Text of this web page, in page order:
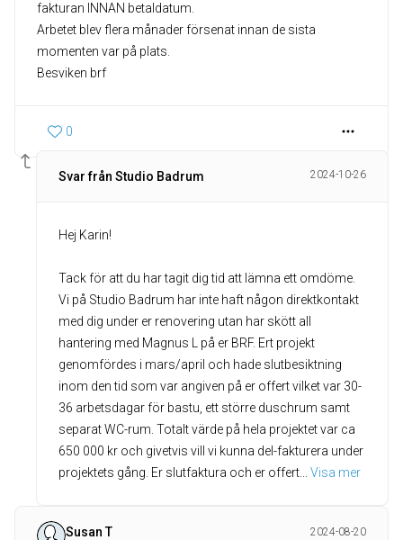
fakturan INNAN betaldatum.
Arbetet blev flera månader försenat innan de sista
momenten var på plats.
Besviken brf
0
Svar från Studio Badrum 2024-10-26
Hej Karin!
Tack för att du har tagit dig tid att lämna ett omdöme.
Vi på Studio Badrum har inte haft någon direktkontakt
med dig under er renovering utan har skött all
hantering med Magnus L på er BRF. Ert projekt
genomfördes i mars/april och hade slutbesiktning
inom den tid som var angiven på er offert vilket var 30-
36 arbetsdagar för bastu, ett större duschrum samt
separat WC-rum. Totalt värde på hela projektet var ca
650 000 kr och givetvis vill vi kunna del-fakturera under
projektets gång. Er slutfaktura och er offert
Visa mer
Susan T
2024-08-20